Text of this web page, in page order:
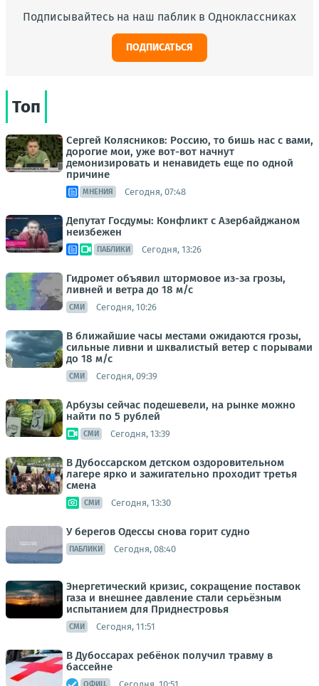
Подписывайтесь на наш паблик в Одноклассниках
ПОДПИСАТЬСЯ
Топ
Сергей Колясников: Россию, то бишь нас с вами,
дорогие мои, уже вот-вот начнут
демонизировать и ненавидеть еще по одной
причине
МНЕНИЯ Сегодня, 07:48
Депутат Госдумы: Конфликт с Азербайджаном
неизбежен
ПАБЛИКИ Сегодня, 13:26
Гидромет объявил штормовое из-за грозы,
ливней и ветра до 18 м/с
СМИ Сегодня, 10:26
В ближайшие часы местами ожидаются грозы,
сильные ливни и шквалистый ветер с порывами
до 18 м/с
СМИ Сегодня, 09:39
Арбузы сейчас подешевели, на рынке можно
найти по 5 рублей
СМИ Сегодня, 13:39
В Дубоссарском детском оздоровительном
лагере ярко и зажигательно проходит третья
смена
СМИ Сегодня, 13:30
У берегов Одессы снова горит судно
ПАБЛИКИ Сегодня, 08:40
Энергетический кризис, сокращение поставок
газа и внешнее давление стали серьёзным
испытанием для Приднестровья
СМИ Сегодня, 11:51
В Дубоссарах ребёнок получил травму в
бассейне